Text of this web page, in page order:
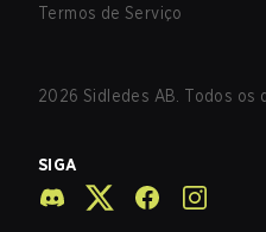
Termos de Serviço
2026 Sidledes AB. Todos os
SIGA